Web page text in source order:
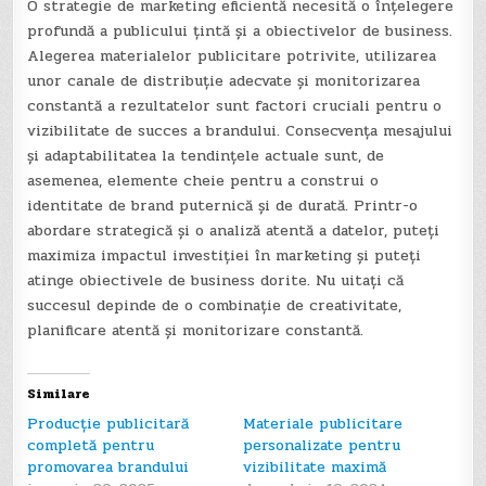
O strategie de marketing eficientă necesită o înțelegere
profundă a publicului țintă și a obiectivelor de business.
Alegerea materialelor publicitare potrivite, utilizarea
unor canale de distribuție adecvate și monitorizarea
constantă a rezultatelor sunt factori cruciali pentru o
vizibilitate de succes a brandului. Consecvența mesajului
și adaptabilitatea la tendințele actuale sunt, de
asemenea, elemente cheie pentru a construi o
identitate de brand puternică și de durată. Printr-o
abordare strategică și o analiză atentă a datelor, puteți
maximiza impactul investiției în marketing și puteți
atinge obiectivele de business dorite. Nu uitați că
succesul depinde de o combinație de creativitate,
planificare atentă și monitorizare constantă.
Similare
Producție publicitară
completă pentru
promovarea brandului
Materiale publicitare
personalizate pentru
vizibilitate maximă